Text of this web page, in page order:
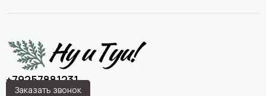
+79257881231
Заказать звонок